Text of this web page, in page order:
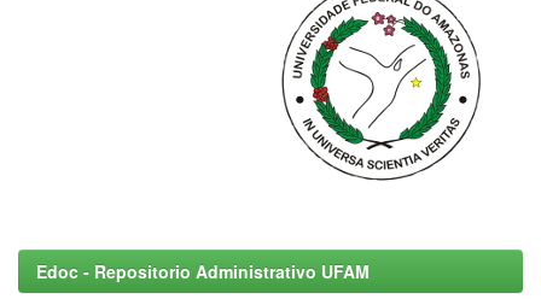
Edoc - Repositorio Administrativo UFAM